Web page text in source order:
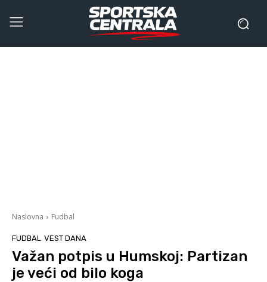
Naslovna Fudbal
FUDBAL VEST DANA
Važan potpis u Humskoj: Partizan
je veći od bilo koga